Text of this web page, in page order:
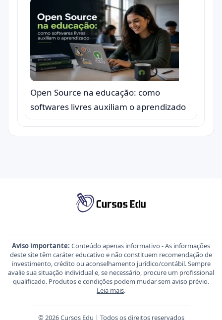
Open Source na educação: como
softwares livres auxiliam o aprendizado
Aviso importante: Conteúdo apenas informativo - As informações
deste site têm caráter educativo e não constituem recomendação de
investimento, crédito ou aconselhamento jurídico/contábil. Sempre
avalie sua situação individual e, se necessário, procure um profissional
qualificado. Produtos e condições podem mudar sem aviso prévio.
Leia mais.
© 2026 Cursos Edu | Todos os direitos reservados